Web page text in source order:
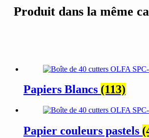
Produit dans la même
Papiers Blancs (113)
Papier couleurs pastels